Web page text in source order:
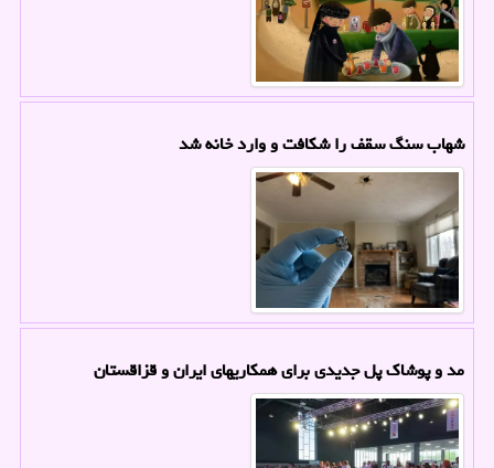
شهاب سنگ سقف را شکافت و وارد خانه شد
مد و پوشاک پل جدیدی برای همکاریهای ایران و قزاقستان